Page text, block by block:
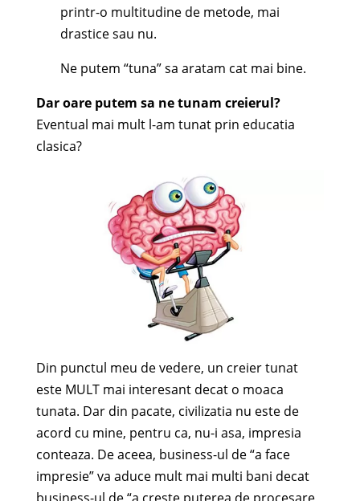
printr-o multitudine de metode, mai
drastice sau nu.
Ne putem “tuna” sa aratam cat mai bine.
Dar oare putem sa ne tunam creierul?
Eventual mai mult l-am tunat prin educatia
clasica?
Din punctul meu de vedere, un creier tunat
este MULT mai interesant decat o moaca
tunata. Dar din pacate, civilizatia nu este de
acord cu mine, pentru ca, nu-i asa, impresia
conteaza. De aceea, business-ul de “a face
impresie” va aduce mult mai multi bani decat